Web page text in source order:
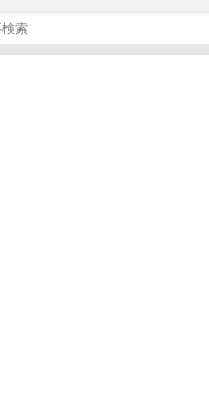
社 救邪苦キャンドルナイト限定御